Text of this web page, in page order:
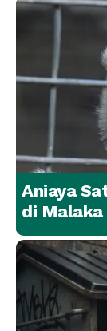
Aniaya
di Malaka
Malaka